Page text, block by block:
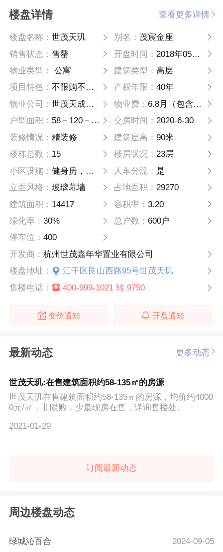
楼盘详情 查看更多详情
楼盘名称：世茂天玑 别名： 茂宸金座
销售状态：售罄 开盘时间： 2018年05月27日
物业类型：
公寓 建筑类型： 高层
项目特色：不限购不限贷 产权年限： 40年
物业公司：世茂天成物业 物业费： 6.8月（包含公共能耗）
户型面积： 58－120－135方 交房时间： 2020-6-30
装修情况：精装修 建筑层高： 90米
楼栋总数： 15 楼层状况： 23层
小区设施：健身房，恒温泳池 人车分流： 是
立面风格：玻璃幕墙 占地面积： 29270
建筑面积： 14417 容积率： 3.20
绿化率：30% 总户数： 600户
停车位：400
开发商：杭州世茂嘉年华置业有限公司
楼盘地址：
江干区艮山西路95号世茂天玑
售楼电话：
400-999-1021 转 9750
变价通知 开盘通知
最新动态 更多动态
世茂天玑:在售建筑面积约58-135㎡的房源
世茂天玑在售建筑面积约58-135㎡的房源，均价约4000
0元/㎡，非限购，少量现房在售，详询售楼处。
2021-01-29
订阅最新动态
周边楼盘动态
绿城沁百合
2024-09-05